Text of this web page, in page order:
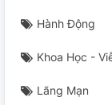
Hành Động
Khoa Học -
Lãng Mạn